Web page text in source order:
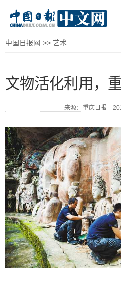
中国日报网 >> 艺术
文物活化利用，
来源：重庆日报